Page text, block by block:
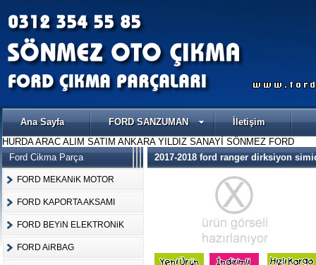
Ana Sayfa FORD SANZUMAN
İletişim
HURDA ARAC ALIM SATIM ANKARA YILDIZ SANAYİ SÖNMEZ FORD
Ford Cikma Parça
FORD MEKANiK MOTOR
FORD KAPORTA AKSAMI
FORD BEYiN ELEKTRONiK
FORD AiRBAG
2017-2018 ford ranger dirksiyon